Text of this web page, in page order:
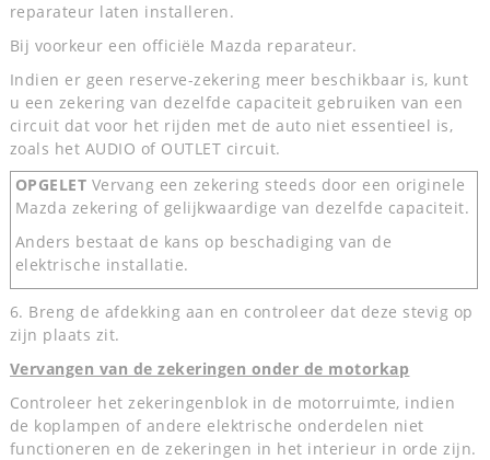
reparateur laten installeren.
Bij voorkeur een officiële Mazda reparateur.
Indien er geen reserve-zekering meer beschikbaar is, kunt
u een zekering van dezelfde capaciteit gebruiken van een
circuit dat voor het rijden met de auto niet essentieel is,
zoals het AUDIO of OUTLET circuit.
OPGELET Vervang een zekering steeds door een originele
Mazda zekering of gelijkwaardige van dezelfde capaciteit.
Anders bestaat de kans op beschadiging van de
elektrische installatie.
6. Breng de afdekking aan en controleer dat deze stevig op
zijn plaats zit.
Vervangen van de zekeringen onder de motorkap
Controleer het zekeringenblok in de motorruimte, indien
de koplampen of andere elektrische onderdelen niet
functioneren en de zekeringen in het interieur in orde zijn.